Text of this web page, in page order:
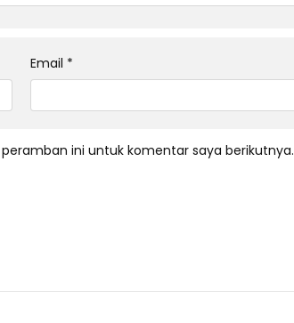
Email *
ini untuk komentar saya berikutnya.